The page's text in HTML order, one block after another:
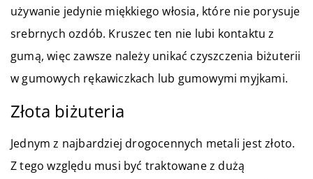
używanie jedynie miękkiego włosia, które nie porysuje
srebrnych ozdób. Kruszec ten nie lubi kontaktu z
gumą, więc zawsze należy unikać czyszczenia biżuterii
w gumowych rękawiczkach lub gumowymi myjkami.
Złota biżuteria
Jednym z najbardziej drogocennych metali jest złoto.
Z tego względu musi być traktowane z dużą